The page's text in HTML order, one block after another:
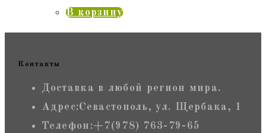
В корзину
Контакты
Доставка в любой регион мира.
Адрес:Севастополь, ул. Щербака, 1
Телефон:+7(978) 763-79-65